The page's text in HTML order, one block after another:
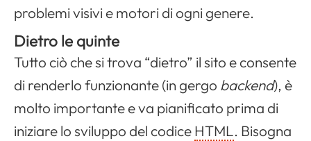
problemi visivi e motori di ogni genere.
Dietro le quinte
Tutto ciò che si trova “dietro” il sito e consente
di renderlo funzionante (in gergo backend), è
molto importante e va pianificato prima di
iniziare lo sviluppo del codiceHTML. Bisogna